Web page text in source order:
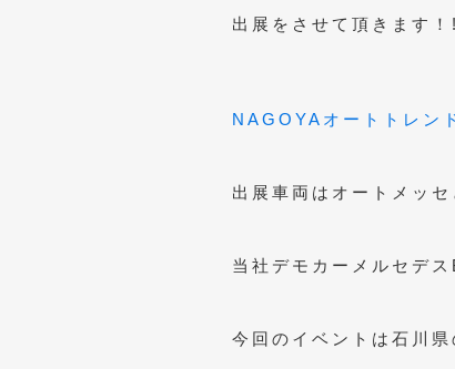
出展をさせて頂きます！!
NAGOYAオートトレン
出展車両はオートメッセ
当社デモカーメルセデ
今回のイベントは石川